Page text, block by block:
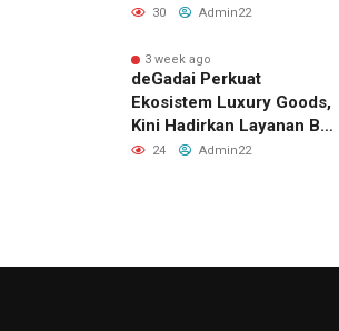
Akhir 2026
30 Admin22
3 week ago
deGadai Perkuat
Ekosistem Luxury Goods,
Kini Hadirkan Layanan Beli
Tas, Titip Jual, dan Gadai
24 Admin22